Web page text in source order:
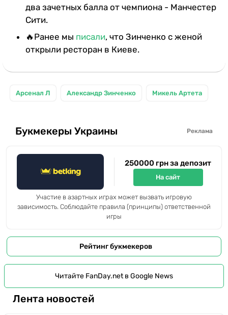
два зачетных балла от чемпиона - Манчестер
Сити.
🔥Ранее мы писали, что Зинченко с женой
открыли ресторан в Киеве.
Арсенал Л Александр Зинченко Микель Артета
Букмекеры Украины Реклама
250000 грн за депозит
На сайт
Участие в азартных играх может вызвать игровую
зависимость. Соблюдайте правила (принципы) ответственной
игры
Рейтинг букмекеров
Читайте FanDay.net в Google News
Лента новостей